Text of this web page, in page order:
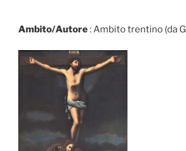
Ambito/Autore: Ambito trentino (da